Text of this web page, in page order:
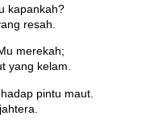
kapankah?
resah.
merekah;
yang kelam.
pintu maut.